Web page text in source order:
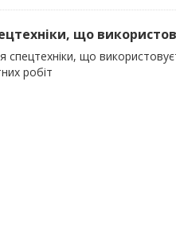
що
спецтехніки, що
робіт